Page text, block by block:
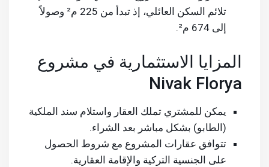
تلائم السكن العائلي، إذ تبدأ من 225 م² وصولاً
إلى 674 م².
المزايا الاستثمارية في مشروع
Nivak Florya
يمكن للمشتري تملك العقار واستلام سند الملكية
(الطابو) بشكل مباشر بعد الشراء.
تتوافق عقارات المشروع مع شروط الحصول
على الجنسية التركية والإقامة العقارية.